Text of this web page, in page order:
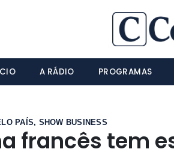
A RÁDIO PROGRAMAS
PAÍS, SHOW BUSINESS
francês tem